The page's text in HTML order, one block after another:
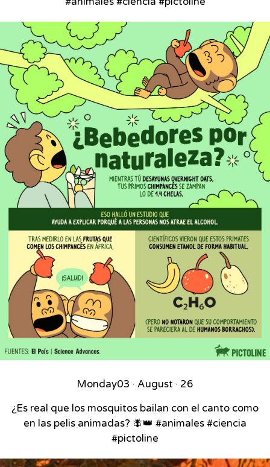
Monday03 · August · 26
¿Es real que los mosquitos bailan con el canto como
en las pelis animadas? 🪰👑 #animales #ciencia
#pictoline